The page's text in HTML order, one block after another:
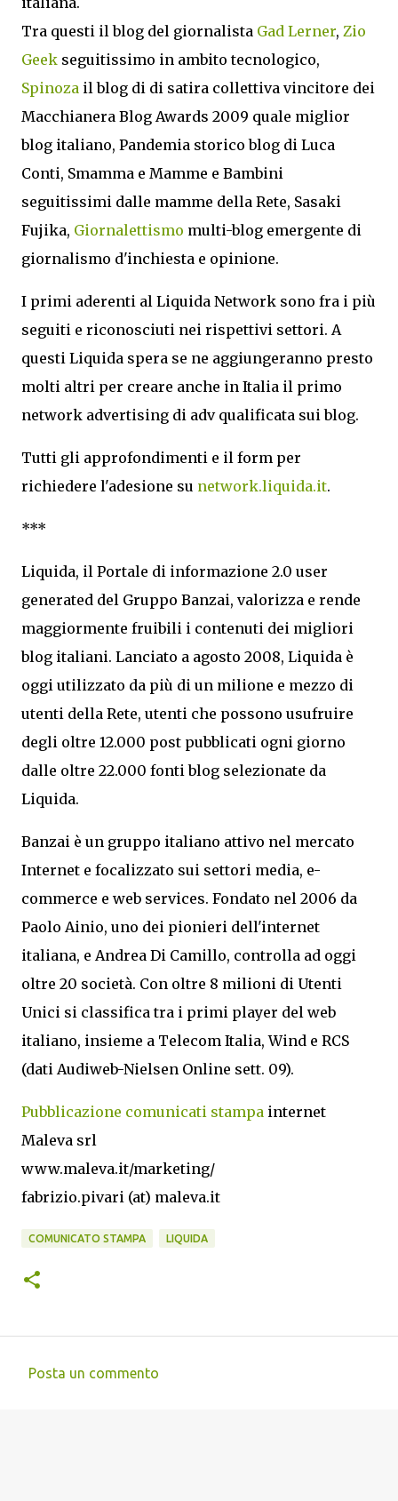
Tra questi il blog del giornalista Gad Lerner, Zio
Geek seguitissimo in ambito tecnologico,
Spinoza il blog di di satira collettiva vincitore dei
Macchianera Blog Awards 2009 quale miglior
blog italiano, Pandemia storico blog di Luca
Conti, Smamma e Mamme e Bambini
seguitissimi dalle mamme della Rete, Sasaki
Fujika, Giornalettismo multi-blog emergente di
giornalismo d'inchiesta e opinione.
I primi aderenti al Liquida Network sono fra i più
seguiti e riconosciuti nei rispettivi settori. A
questi Liquida spera se ne aggiungeranno presto
molti altri per creare anche in Italia il primo
network advertising di adv qualificata sui blog.
Tutti gli approfondimenti e il form per
richiedere l'adesione su network.liquida.it.
***
Liquida, il Portale di informazione 2.0 user
generated del Gruppo Banzai, valorizza e rende
maggiormente fruibili i contenuti dei migliori
blog italiani. Lanciato a agosto 2008, Liquida è
oggi utilizzato da più di un milione e mezzo di
utenti della Rete, utenti che possono usufruire
degli oltre 12.000 post pubblicati ogni giorno
dalle oltre 22.000 fonti blog selezionate da
Liquida.
Banzai è un gruppo italiano attivo nel mercato
Internet e focalizzato sui settori media, e-
commerce e web services. Fondato nel 2006 da
Paolo Ainio, uno dei pionieri dell'internet
italiana, e Andrea Di Camillo, controlla ad oggi
oltre 20 società. Con oltre 8 milioni di Utenti
Unici si classifica tra i primi player del web
italiano, insieme a Telecom Italia, Wind e RCS
(dati Audiweb-Nielsen Online sett. 09).
Pubblicazione comunicati stampa internet
Maleva srl
www.maleva.it/marketing/
fabrizio.pivari (at) maleva.it
COMUNICATO STAMPA LIQUIDA
Posta un commento